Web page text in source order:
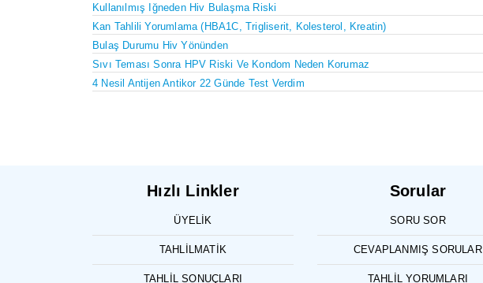
Kullanılmış Iğneden Hiv Bulaşma Riski
Kan Tahlili Yorumlama (HBA1C, Trigliserit, Kolesterol, Kreatin)
Bulaş Durumu Hiv Yönünden
Sıvı Teması Sonra HPV Riski Ve Kondom Neden Korumaz
4 Nesil Antijen Antikor 22 Günde Test Verdim
Hızlı Linkler
ÜYELIK
TAHLILMATIK
TAHLIL SONUÇLARI
Sorular
SORU SOR
CEVAPLANMIŞ SORULAR
TAHLIL YORUMLARI